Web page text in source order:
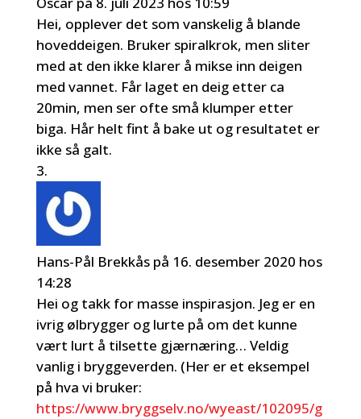
Hei, opplever det som vanskelig å blande
hoveddeigen. Bruker spiralkrok, men sliter
med at den ikke klarer å mikse inn deigen
med vannet. Får laget en deig etter ca
20min, men ser ofte små klumper etter
biga. Hår helt fint å bake ut og resultatet er
ikke så galt.
Hans-Pål Brekkås på 16. desember 2020 hos
14:28
Hei og takk for masse inspirasjon. Jeg er en
ivrig ølbrygger og lurte på om det kunne
vært lurt å tilsette gjærnæring… Veldig
vanlig i bryggeverden. (Her er et eksempel
på hva vi bruker:
https://www.bryggselv.no/wyeast/102095/g